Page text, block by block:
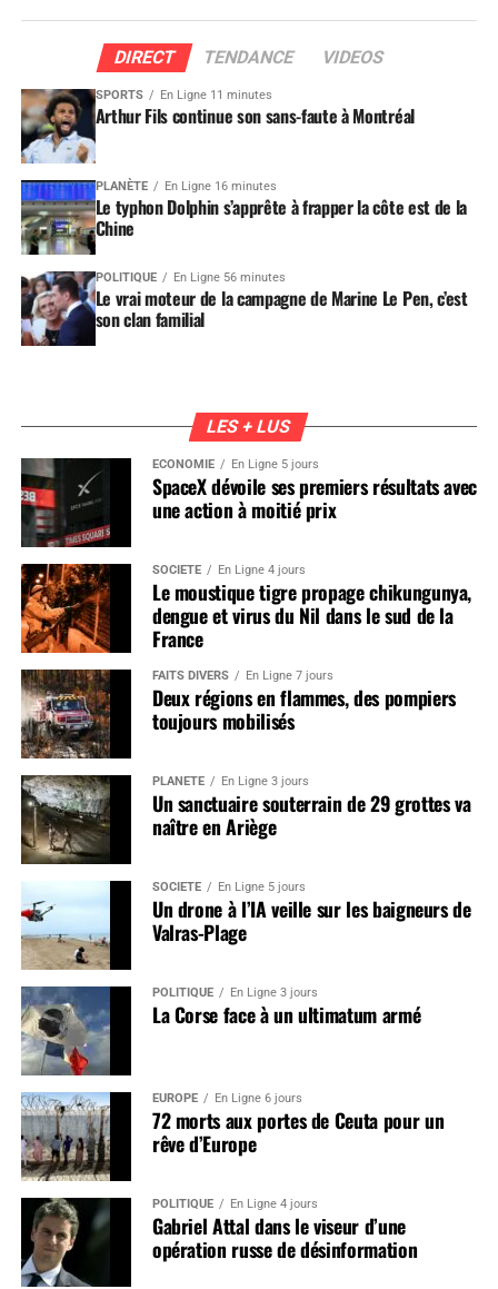
DIRECT TENDANCE VIDEOS
SPORTS En Ligne 11 minutes
Arthur Fils continue son sans-faute à Montréal
PLANÈTE En Ligne 16 minutes
Le typhon Dolphin s’apprête à frapper la côte est de la
Chine
POLITIQUE En Ligne 56 minutes
Le vrai moteur de la campagne de Marine Le Pen, c’est
son clan familial
LES + LUS
ÉCONOMIE En Ligne 5 jours
SpaceX dévoile ses premiers résultats avec
une action à moitié prix
SOCIÉTÉ En Ligne 4 jours
Le moustique tigre propage chikungunya,
dengue et virus du Nil dans le sud de la
France
FAITS DIVERS En Ligne 7 jours
Deux régions en flammes, des pompiers
toujours mobilisés
PLANÈTE En Ligne 3 jours
Un sanctuaire souterrain de 29 grottes va
naître en Ariège
SOCIÉTÉ En Ligne 5 jours
Un drone à l’IA veille sur les baigneurs de
Valras-Plage
POLITIQUE En Ligne 3 jours
La Corse face à un ultimatum armé
EUROPE En Ligne 6 jours
72 morts aux portes de Ceuta pour un
rêve d’Europe
POLITIQUE En Ligne 4 jours
Gabriel Attal dans le viseur d’une
opération russe de désinformation